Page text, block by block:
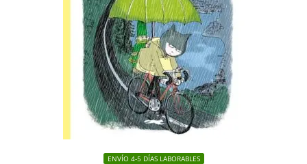
ENVÍO 4-5 DÍAS LABORABLES